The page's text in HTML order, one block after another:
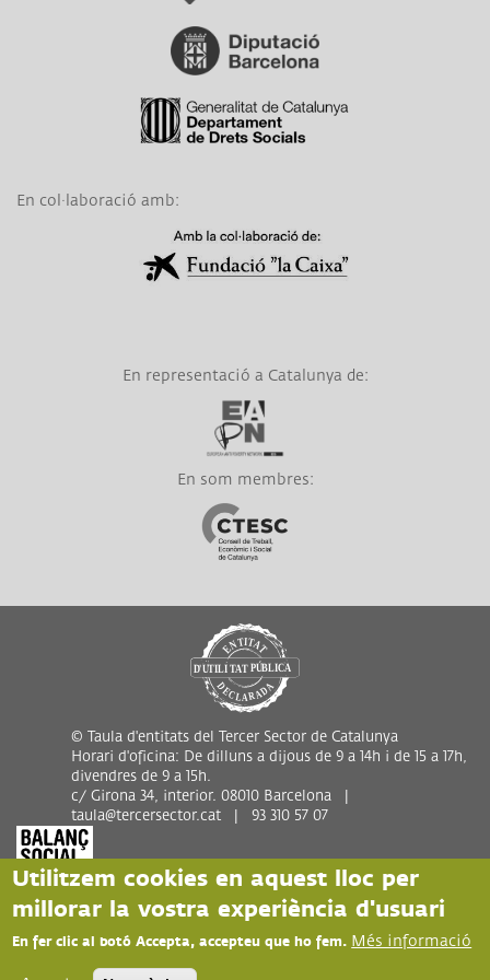
Link a Diputació de Barcelona
Link a Generalitat de Catalunya
En col·laboració amb:
En representació a Catalunya de:
Link a EAPN
En som membres:
Link a CTESC
© Taula d'entitats del Tercer Sector de Catalunya
Horari d'oficina: De dilluns a dijous de 9 a 14h i de 15 a 17h,
divendres de 9 a 15h.
c/ Girona 34, interior. 08010 Barcelona |
taula@tercersector.cat | 93 310 57 07
Utilitzem cookies en aquest lloc per
millorar la vostra experiència d'usuari
En fer clic al botó Accepta, accepteu que ho fem. Més informació